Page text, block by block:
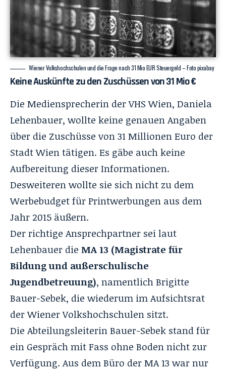
Wiener Volkshochschulen und die Frage nach 31 Mio EUR Steuergeld – Foto pixabay
Keine Auskünfte zu den Zuschüssen von 31 Mio €
Die Mediensprecherin der VHS Wien, Daniela
Lehenbauer, wollte keine genauen Angaben
über die Zuschüsse von 31 Millionen Euro der
Stadt Wien tätigen. Es gäbe auch keine
Aufbereitung dieser Informationen.
Desweiteren wollte sie sich nicht zu dem
Werbebudget für Printwerbungen aus dem
Jahr 2015 äußern.
Der richtige Ansprechpartner sei laut
Lehenbauer die MA 13 (Magistrate für
Bildung und außerschulische
Jugendbetreuung), namentlich Brigitte
Bauer-Sebek, die wiederum im Aufsichtsrat
der Wiener Volkshochschulen sitzt.
Die Abteilungsleiterin Bauer-Sebek stand für
ein Gespräch mit Fass ohne Boden nicht zur
Verfügung. Aus dem Büro der MA 13 war nur